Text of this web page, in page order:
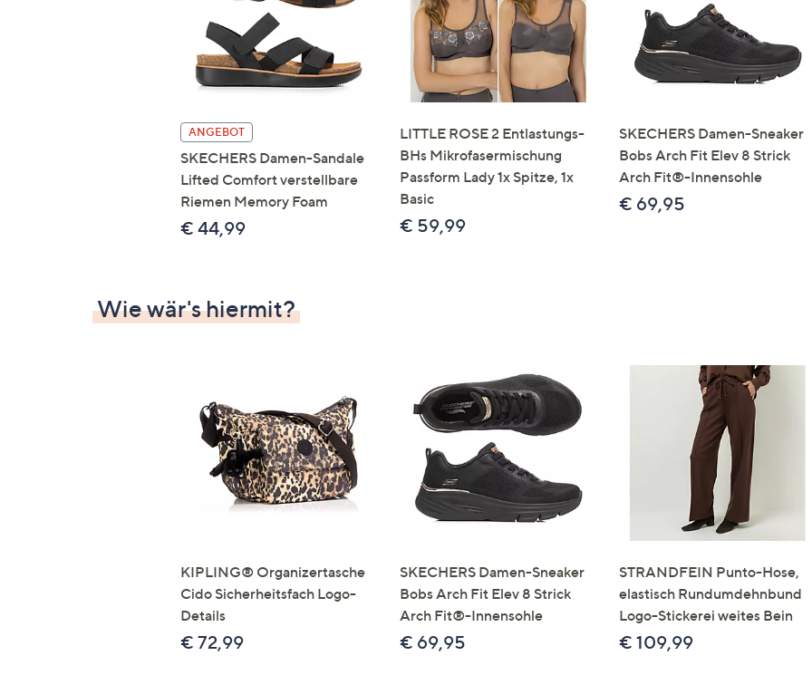
ANGEBOT
SKECHERS Damen-Sandale
Lifted Comfort verstellbare
Riemen Memory Foam
€ 44,99
LITTLE ROSE 2 Entlastungs-
BHs Mikrofasermischung
Passform Lady 1x Spitze, 1x
Basic
€ 59,99
SKECHERS Damen-Sneaker
Bobs Arch Fit Elev 8 Strick
Arch Fit®-Innensohle
€ 69,95
Wie wär's hiermit?
KIPLING® Organizertasche
Cido Sicherheitsfach Logo-
Details
€ 72,99
SKECHERS Damen-Sneaker
Bobs Arch Fit Elev 8 Strick
Arch Fit®-Innensohle
€ 69,95
STRANDFEIN Punto-Hose,
elastisch Rundumdehnbund
Logo-Stickerei weites Bein
€ 109,99